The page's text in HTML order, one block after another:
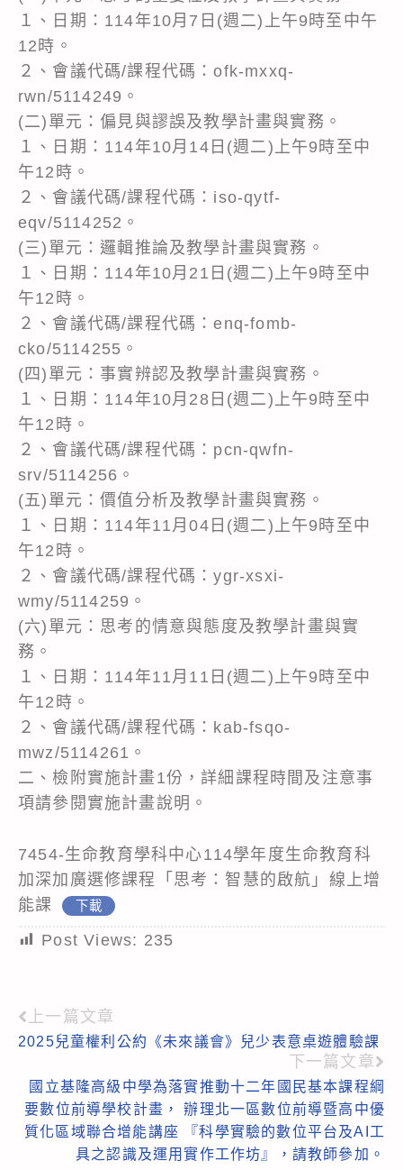
１、日期：114年10月7日(週二)上午9時至中午
12時。
２、會議代碼/課程代碼：ofk-mxxq-
rwn/5114249。
(二)單元：偏見與謬誤及教學計畫與實務。
１、日期：114年10月14日(週二)上午9時至中
午12時。
２、會議代碼/課程代碼：iso-qytf-
eqv/5114252。
(三)單元：邏輯推論及教學計畫與實務。
１、日期：114年10月21日(週二)上午9時至中
午12時。
２、會議代碼/課程代碼：enq-fomb-
cko/5114255。
(四)單元：事實辨認及教學計畫與實務。
１、日期：114年10月28日(週二)上午9時至中
午12時。
２、會議代碼/課程代碼：pcn-qwfn-
srv/5114256。
(五)單元：價值分析及教學計畫與實務。
１、日期：114年11月04日(週二)上午9時至中
午12時。
２、會議代碼/課程代碼：ygr-xsxi-
wmy/5114259。
(六)單元：思考的情意與態度及教學計畫與實
務。
１、日期：114年11月11日(週二)上午9時至中
午12時。
２、會議代碼/課程代碼：kab-fsqo-
mwz/5114261。
二、檢附實施計畫1份，詳細課程時間及注意事
項請參閱實施計畫說明。
7454-生命教育學科中心114學年度生命教育科
加深加廣選修課程「思考：智慧的啟航」線上增
能課
下載
Post Views: 235
Read
more
articles
上一篇文章
2025兒童權利公約《未來議會》兒少表意桌遊體驗課
下一篇文章
國立基隆高級中學為落實推動十二年國民基本課程綱
要數位前導學校計畫， 辦理北一區數位前導暨高中優
質化區域聯合增能講座 『科學實驗的數位平台及AI工
具之認識及運用實作工作坊』，請教師參加。